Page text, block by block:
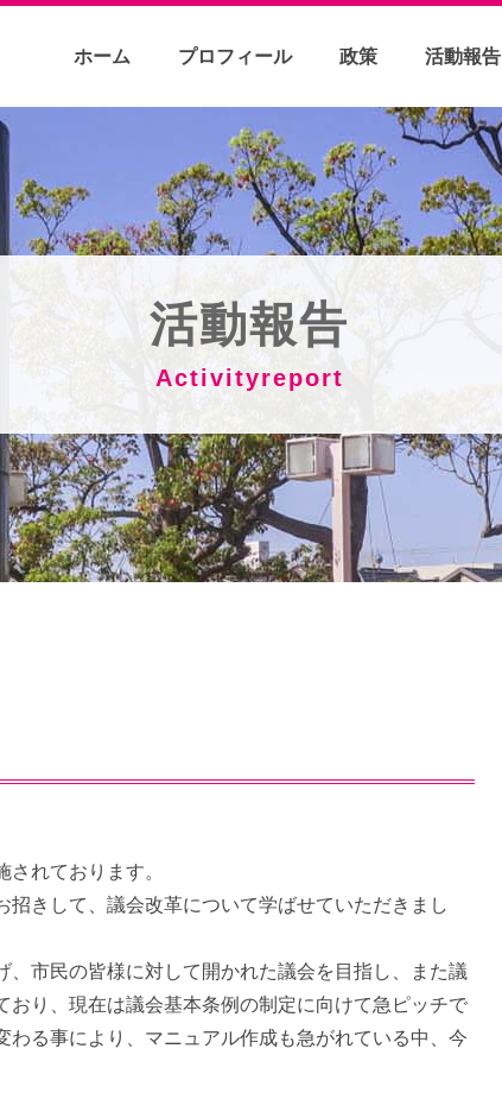
ホーム プロフィール 政策 活動報告
活動報告
Activityreport
れております。
きして、議会改革について学ばせていただきまし
市民の皆様に対して開かれた議会を目指し、また議
り、現在は議会基本条例の制定に向けて急ピッチで
る事により、マニュアル作成も急がれている中、今